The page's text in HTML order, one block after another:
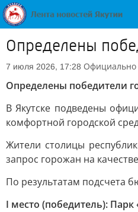
Определены
7 июля 2026, 17:28 Официально
Определены победители
В Якутске подведены
комфортной городской
Жители столицы
запрос горожан на
По результатам подсчета
I место (победитель):